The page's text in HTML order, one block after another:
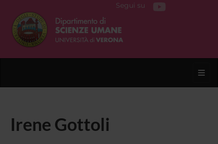
Segui su
Irene Gottoli